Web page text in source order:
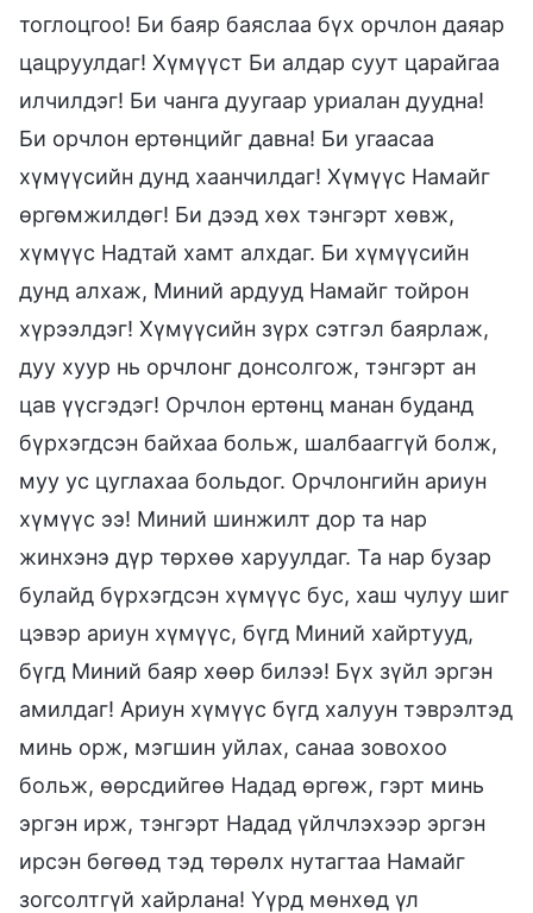
тоглоцгоо! Би баяр баяслаа бүх орчлон даяар
цацруулдаг! Хүмүүст Би алдар суут царайгаа
илчилдэг! Би чанга дуугаар уриалан дуудна!
Би орчлон ертөнцийг давна! Би угаасаа
хүмүүсийн дунд хаанчилдаг! Хүмүүс Намайг
өргөмжилдөг! Би дээд хөх тэнгэрт хөвж,
хүмүүс Надтай хамт алхдаг. Би хүмүүсийн
дунд алхаж, Миний ардууд Намайг тойрон
хүрээлдэг! Хүмүүсийн зүрх сэтгэл баярлаж,
дуу хуур нь орчлонг донсолгож, тэнгэрт ан
цав үүсгэдэг! Орчлон ертөнц манан буданд
бүрхэгдсэн байхаа больж, шалбааггүй болж,
муу ус цуглахаа больдог. Орчлонгийн ариун
хүмүүс ээ! Миний шинжилт дор та нар
жинхэнэ дүр төрхөө харуулдаг. Та нар бузар
булайд бүрхэгдсэн хүмүүс бус, хаш чулуу шиг
цэвэр ариун хүмүүс, бүгд Миний хайртууд,
бүгд Миний баяр хөөр билээ! Бүх зүйл эргэн
амилдаг! Ариун хүмүүс бүгд халуун тэврэлтэд
минь орж, мэгшин уйлах, санаа зовохоо
больж, өөрсдийгөө Надад өргөж, гэрт минь
эргэн ирж, тэнгэрт Надад үйлчлэхээр эргэн
ирсэн бөгөөд тэд төрөлх нутагтаа Намайг
зогсолтгүй хайрлана! Үүрд мөнхөд үл